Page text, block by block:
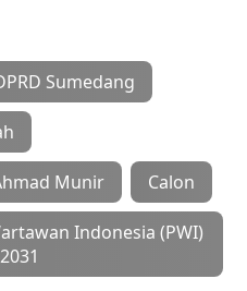
Sumedang
Munir Calon
Indonesia (PWI)